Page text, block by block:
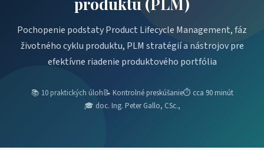
Pochopenie podstaty Product Lifecycle Management, fáz
životného cyklu produktu, PLM stratégií a nástrojov pre
efektívne riadenie produktového portfólia
📚 10 praktických úloh📝 Kontrolné preskúšanie⏱ cca 90 minút
🎓 doc. Ing. Peter Gallo, CSc.,